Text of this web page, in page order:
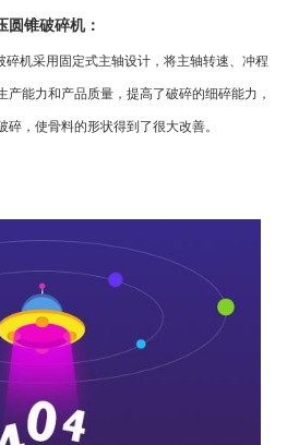
圆锥破碎机：
碎机采用固定式主轴设计，将主轴转速、冲程
能力和产品质量，提高了破碎的细碎能力，
，使骨料的形状得到了很大改善。